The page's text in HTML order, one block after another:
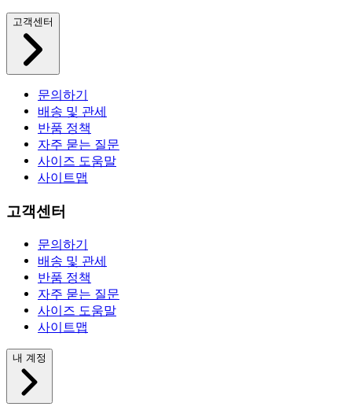
고객센터
문의하기
배송 및 관세
반품 정책
자주 묻는 질문
사이즈 도움말
사이트맵
고객센터
문의하기
배송 및 관세
반품 정책
자주 묻는 질문
사이즈 도움말
사이트맵
내 계정